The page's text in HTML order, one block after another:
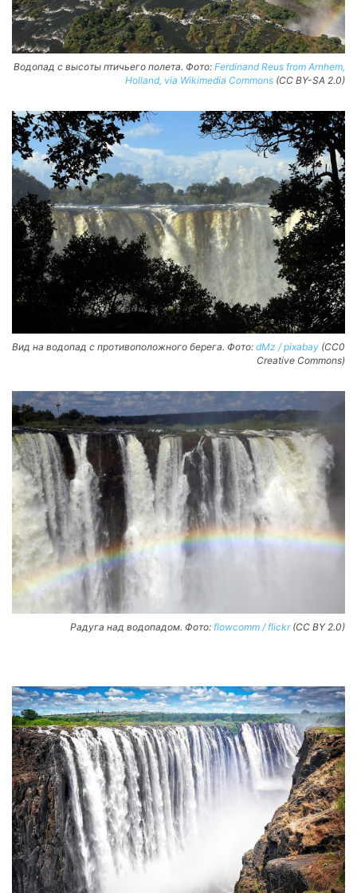
Водопад с высоты птичьего полета. Фото: Ferdinand Reus from Arnhem,
Holland, via Wikimedia Commons (CC BY-SA 2.0)
Вид на водопад с противоположного берега. Фото: dMz / pixabay (CC0
Creative Commons)
Радуга над водопадом. Фото: flowcomm / flickr(CC BY 2.0)